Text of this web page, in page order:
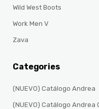
Wild West Boots
Work Men V
Zava
Categories
(NUEVO) Catálogo Andrea
(NUEVO) Catálogo Andrea